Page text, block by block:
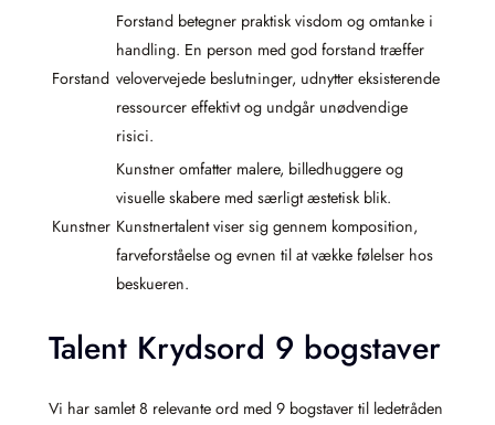
Forstand
Forstand betegner praktisk visdom og omtanke i
handling. En person med god forstand træffer
velovervejede beslutninger, udnytter eksisterende
ressourcer effektivt og undgår unødvendige
risici.
Kunstner
Kunstner omfatter malere, billedhuggere og
visuelle skabere med særligt æstetisk blik.
Kunstnertalent viser sig gennem komposition,
farveforståelse og evnen til at vække følelser hos
beskueren.
Talent Krydsord 9 bogstaver
Vi har samlet 8 relevante ord med 9 bogstaver til ledetråden